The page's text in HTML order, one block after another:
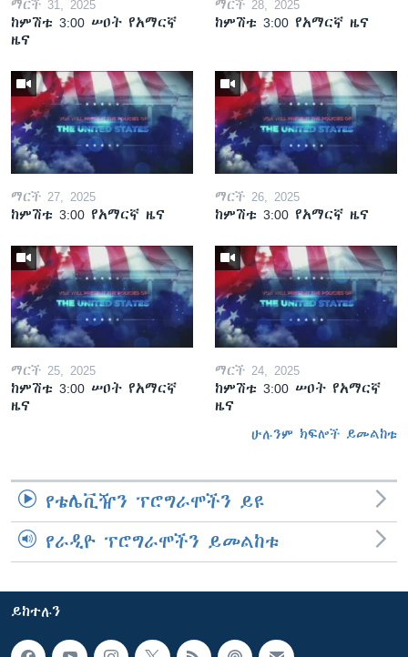
ማርች 31, 2025
ከምሽቱ 3:00 ሠዐት የአማርኛ
ዜና
ማርች 28, 2025
ከምሽቱ 3:00 የአማርኛ ዜና
ማርች 27, 2025
ከምሽቱ 3:00 የአማርኛ ዜና
ማርች 26, 2025
ከምሽቱ 3:00 የአማርኛ ዜና
ማርች 25, 2025
ከምሽቱ 3:00 ሠዐት የአማርኛ
ዜና
ማርች 24, 2025
ከምሽቱ 3:00 ሠዐት የአማርኛ
ዜና
ሁሉንም ክፍሎች ይመልከቱ
የቴሌቪዥን ፕሮግራሞችን ይዩ
የራዲዮ ፕሮግራሞችን ይመልከቱ
ይከተሉን